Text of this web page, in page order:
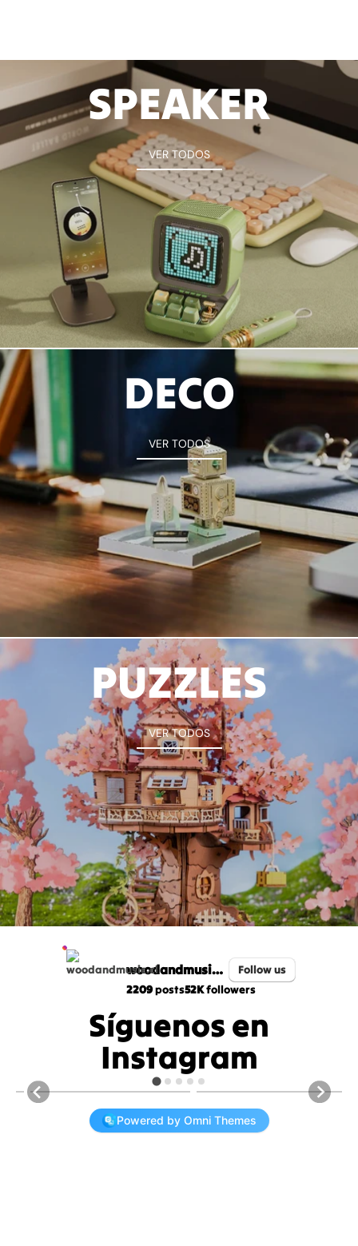
SPEAKER
VER TODOS
VER TODOS
DECO
VER TODOS
VER TODOS
PUZZLES
VER TODOS
VER TODOS
woodandmusic.cl
Follow us
2209posts52Kfollowers
Síguenos en
Instagram
26 0 31 2
Powered by Omni Themes